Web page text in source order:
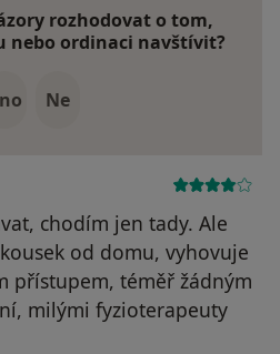
rozhodovat o tom,
nebo ordinaci navštívit?
Ne
chodím jen tady. Ale
od domu, vyhovuje
přístupem, téměř žádným
milými fyzioterapeuty